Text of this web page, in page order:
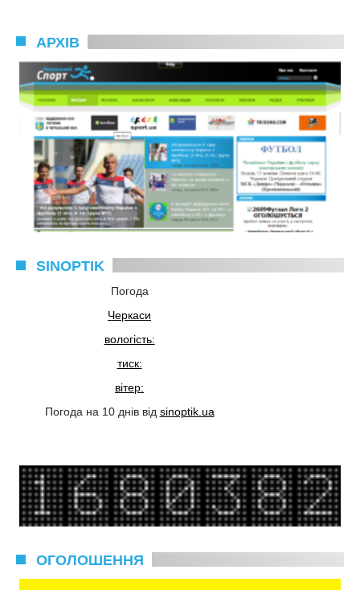
АРХІВ
SINOPTIK
Погода
Черкаси
вологість:
тиск:
вітер:
Погода на 10 днів від sinoptik.ua
ОГОЛОШЕННЯ